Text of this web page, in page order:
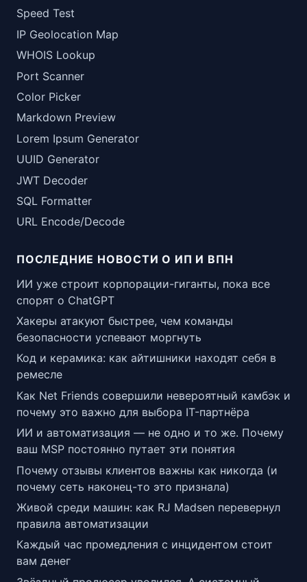
Speed Test
IP Geolocation Map
WHOIS Lookup
Port Scanner
Color Picker
Markdown Preview
Lorem Ipsum Generator
UUID Generator
JWT Decoder
SQL Formatter
URL Encode/Decode
ПОСЛЕДНИЕ НОВОСТИ О ИП И ВПН
ИИ уже строит корпорации-гиганты, пока все
спорят о ChatGPT
Хакеры атакуют быстрее, чем команды
безопасности успевают моргнуть
Код и керамика: как айтишники находят себя в
ремесле
Как Net Friends совершили невероятный камбэк и
почему это важно для выбора IT-партнёра
ИИ и автоматизация — не одно и то же. Почему
ваш MSP постоянно путает эти понятия
Почему отзывы клиентов важны как никогда (и
почему сеть наконец-то это признала)
Живой среди машин: как RJ Madsen перевернул
правила автоматизации
Каждый час промедления с инцидентом стоит
вам денег